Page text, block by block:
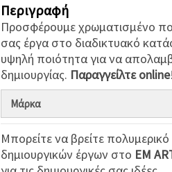
Περιγραφή
Προσφέρουμε χρωματισμένο
σας έργα στο διαδικτυακό
υψηλή ποιότητα για να
δημιουργίας. Παραγγείλτε online!
Μάρκα
Μπορείτε να βρείτε
δημιουργικών έργων στο EM